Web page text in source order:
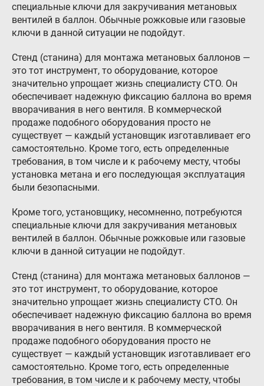
специальные ключи для закручивания метановых
вентилей в баллон. Обычные рожковые или газовые
ключи в данной ситуации не подойдут.
Стенд (станина) для монтажа метановых баллонов —
это тот инструмент, то оборудование, которое
значительно упрощает жизнь специалисту СТО. Он
обеспечивает надежную фиксацию баллона во время
вворачивания в него вентиля. В коммерческой
продаже подобного оборудования просто не
существует — каждый установщик изготавливает его
самостоятельно. Кроме того, есть определенные
требования, в том числе и к рабочему месту, чтобы
установка метана и его последующая эксплуатация
были безопасными.
Кроме того, установщику, несомненно, потребуются
специальные ключи для закручивания метановых
вентилей в баллон. Обычные рожковые или газовые
ключи в данной ситуации не подойдут.
Стенд (станина) для монтажа метановых баллонов —
это тот инструмент, то оборудование, которое
значительно упрощает жизнь специалисту СТО. Он
обеспечивает надежную фиксацию баллона во время
вворачивания в него вентиля. В коммерческой
продаже подобного оборудования просто не
существует — каждый установщик изготавливает его
самостоятельно. Кроме того, есть определенные
требования, в том числе и к рабочему месту, чтобы